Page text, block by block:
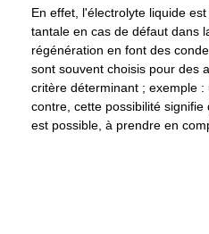
En effet, l'électrolyte liquide
tantale en cas de défaut dans
régénération en font des
sont souvent choisis pour des
critère déterminant ; exemple :
contre, cette possibilité
est possible, à prendre en